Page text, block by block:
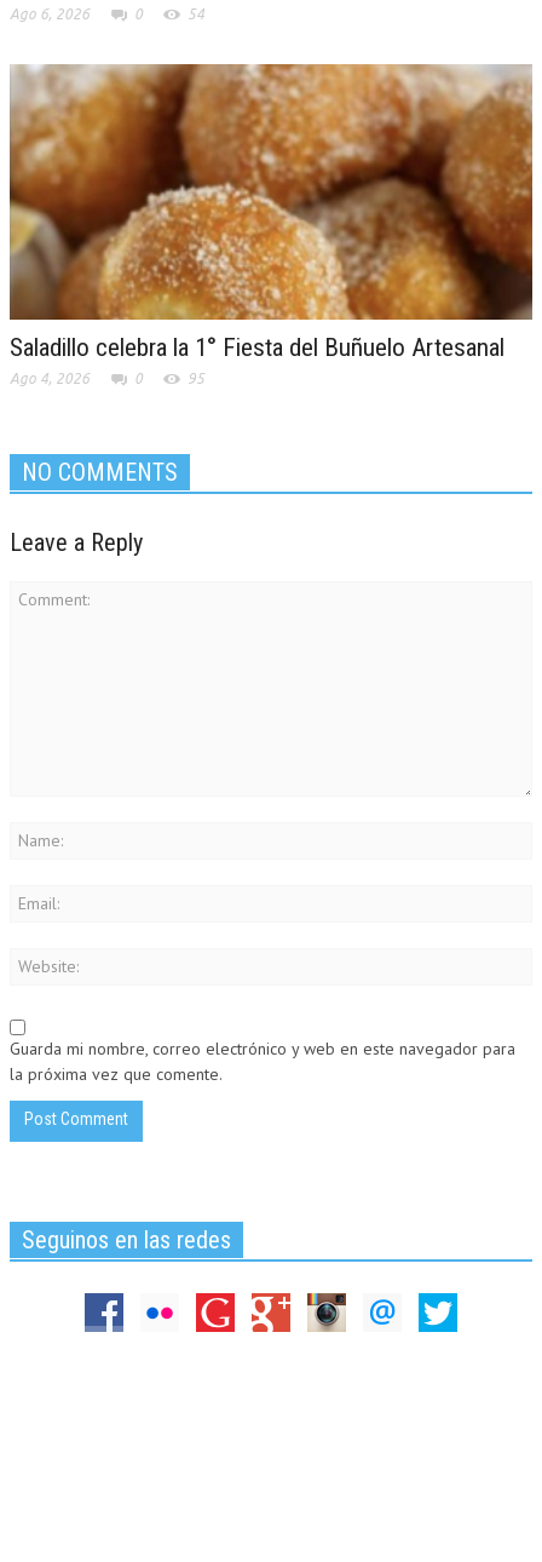
Ago 6, 2026 0 54
Saladillo celebra la 1° Fiesta del Buñuelo Artesanal
Ago 4, 2026 0 95
NO COMMENTS
Leave a Reply
Guarda mi nombre, correo electrónico y web en este navegador para
la próxima vez que comente.
Seguinos en las redes